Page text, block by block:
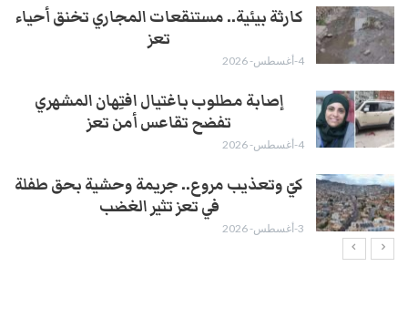
كارثة بيئية.. مستنقعات المجاري تخنق أحياء
تعز
4-أغسطس- 2026
إصابة مطلوب باغتيال افتِهان المشهري
تفضح تقاعس أمن تعز
4-أغسطس- 2026
كيّ وتعذيب مروع.. جريمة وحشية بحق طفلة
في تعز تثير الغضب
3-أغسطس- 2026